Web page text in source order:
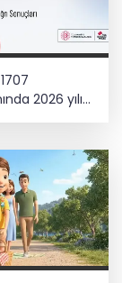
2026 yılı